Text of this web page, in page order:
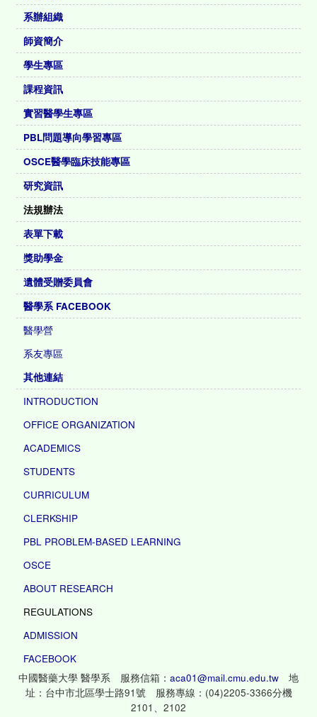
系辦組織
師資簡介
學生專區
課程資訊
實習醫學生專區
PBL問題導向學習專區
OSCE醫學臨床技能專區
研究資訊
法規辦法
表單下載
獎助學金
遺體受贈委員會
醫學系 FACEBOOK
醫學營
系友專區
其他連結
INTRODUCTION
OFFICE ORGANIZATION
ACADEMICS
STUDENTS
CURRICULUM
CLERKSHIP
PBL PROBLEM-BASED LEARNING
OSCE
ABOUT RESEARCH
REGULATIONS
ADMISSION
FACEBOOK
中國醫藥大學 醫學系 服務信箱： aca01@mail.cmu.edu.tw 地
址：台中市北區學士路91號 服務專線：(04)2205-3366分機
2101、2102